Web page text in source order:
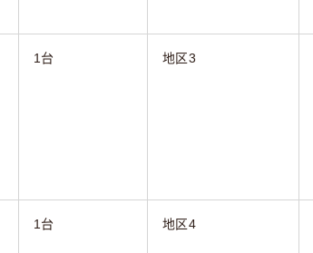
1台 地区3
1台 地区4